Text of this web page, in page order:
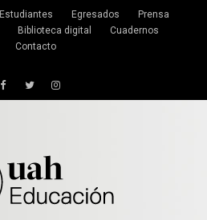
Estudiantes Egresados
Prensa
Biblioteca digital
Cuadernos
Contacto
FacebookTwitterInstagram